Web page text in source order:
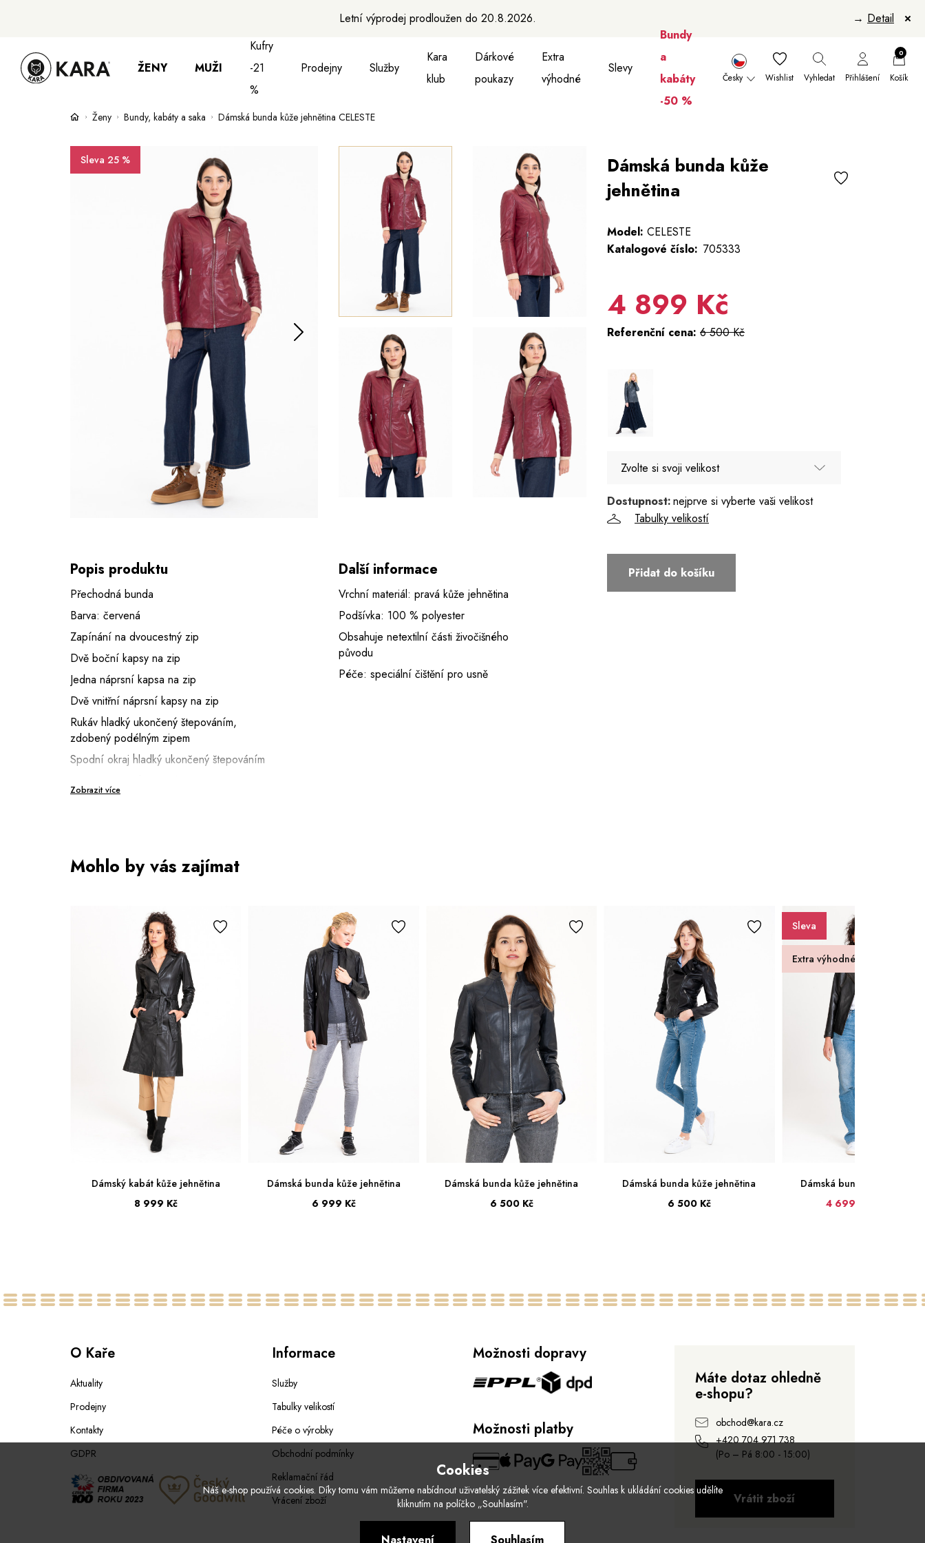
Letní výprodej prodloužen do 20.8.2026. → Detail
ŽENY
Bundy, kabáty a saka Sukně, vesty a košile
MUŽI
Bundy, kabáty a vesty Aktovky, tašky a batohy
Kufry
-21
%
Prodejny Služby
Kara
klub
Dárkové
poukazy
Extra
výhodné
Slevy
Bundy
a
kabáty
-50 %
Česky Wishlist Vyhledat Přihlášení
0
Košík
Ženy Bundy, kabáty a saka Dámská bunda kůže jehnětina CELESTE
Popis produktu
Přechodná bunda
Barva: červená
Zapínání na dvoucestný zip
Dvě boční kapsy na zip
Jedna náprsní kapsa na zip
Dvě vnitřní náprsní kapsy na zip
Rukáv hladký ukončený štepováním,
zdobený podélným zipem
Spodní okraj hladký ukončený štepováním
Zobrazit více
Další informace
Vrchní materiál: pravá kůže jehnětina
Podšívka: 100 % polyester
Obsahuje netextilní části živočišného
původu
Péče: speciální čištění pro usně
Sleva 25 %
Dámská bunda kůže
jehnětina
Model: CELESTE
Katalogové číslo: 705333
4 899 Kč
Referenční cena: 6 500 Kč
Zvolte si svoji velikost
36
40
Dostupnost:nejprve si vyberte vaši velikost
Tabulky velikostí
Přidat do košíku
Mohlo by vás zajímat
Dámský kabát kůže jehnětina
8 999 Kč
Dámská bunda kůže jehnětina
6 999 Kč
Dámská bunda kůže jehnětina
6 500 Kč
Dámská bunda kůže jehnětina
6 500 Kč
Sleva
Extra výhodné
Dámská bunda kůže
4 699 Kč
O Kaře
Aktuality
Prodejny
Kontakty
GDPR
Informace
Služby
Tabulky velikostí
Péče o výrobky
Obchodní podmínky
Reklamační řád
Vrácení zboží
Možnosti dopravy
Možnosti platby
Máte dotaz ohledně
e-shopu?
obchod@kara.cz
+420 704 971 738
(Po – Pá 8:00 - 15:00)
Vrátit zboží
Cookies
Náš e-shop používá cookies. Díky tomu vám můžeme nabídnout uživatelský zážitek více efektivní. Souhlas k ukládání cookies udělíte
kliknutím na políčko „Souhlasím".